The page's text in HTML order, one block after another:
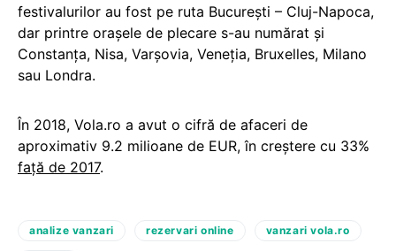
festivalurilor au fost pe ruta București – Cluj-Napoca,
dar printre orașele de plecare s-au numărat și
Constanța, Nisa, Varșovia, Veneția, Bruxelles, Milano
sau Londra.
În 2018, Vola.ro a avut o cifră de afaceri de
aproximativ 9.2 milioane de EUR, în creștere cu 33%
față de 2017.
analize vanzari rezervari online vanzari vola.ro